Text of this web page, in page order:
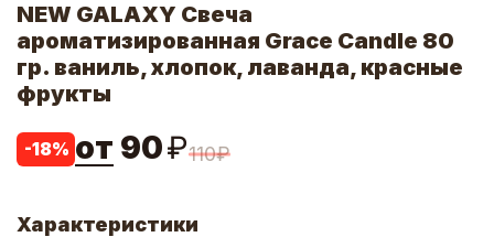
NEW GALAXY Cвеча
ароматизированная Grace Candle 80
гр. ваниль, хлопок, лаванда, красные
фрукты
-18% от 90₽110₽
Характеристики